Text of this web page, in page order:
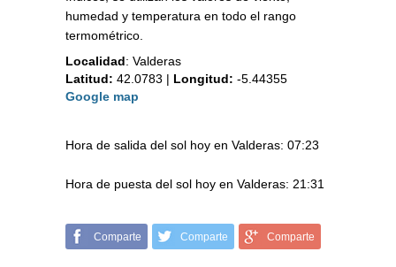
humedad y temperatura en todo el rango
termométrico.
Localidad: Valderas
Latitud: 42.0783 | Longitud: -5.44355
Google map
Hora de salida del sol hoy en Valderas: 07:23
Hora de puesta del sol hoy en Valderas: 21:31
Comparte Comparte Comparte